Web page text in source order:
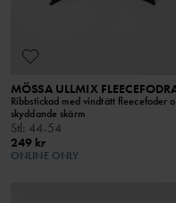
MÖSSA ULLMIX
Ribbstickad med vindtätt fleecefoder
skyddande skärm
Stl: 44-54
249 kr
ONLINE ONLY